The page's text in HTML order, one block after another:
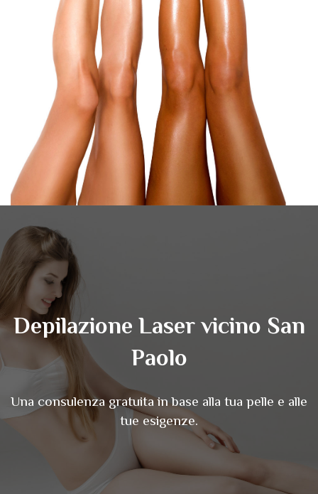
Depilazione Laser vicino San
Paolo
Una consulenza gratuita in base alla tua pelle e alle
tue esigenze.